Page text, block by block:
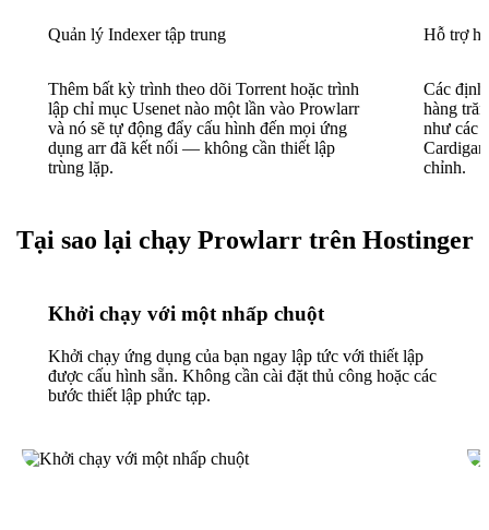
Quản lý Indexer tập trung
Thêm bất kỳ trình theo dõi Torrent hoặc trình
lập chỉ mục Usenet nào một lần vào Prowlarr
và nó sẽ tự động đẩy cấu hình đến mọi ứng
dụng arr đã kết nối — không cần thiết lập
trùng lặp.
Hỗ trợ
Các
hàng
như các
chỉnh.
Tại sao lại chạy Prowlarr trên Hostinger
Khởi chạy với một nhấp chuột
Khởi chạy ứng dụng của bạn ngay lập tức với thiết lập
được cấu hình sẵn. Không cần cài đặt thủ công hoặc các
bước thiết lập phức tạp.